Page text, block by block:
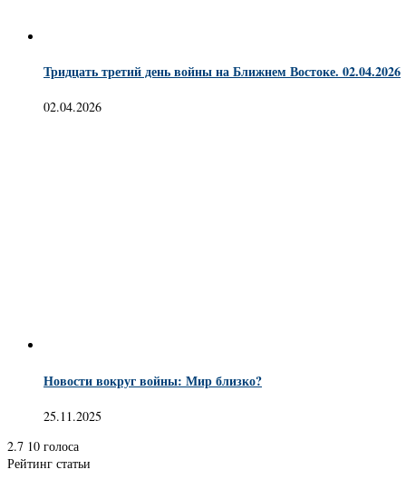
Тридцать третий день войны на Ближнем Востоке. 02.04.2026
02.04.2026
Новости вокруг войны: Мир близко?
25.11.2025
2.7 10 голоса
Рейтинг статьи